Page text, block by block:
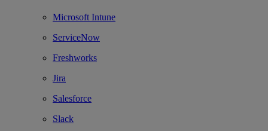
Microsoft Intune
ServiceNow
Freshworks
Jira
Salesforce
Slack